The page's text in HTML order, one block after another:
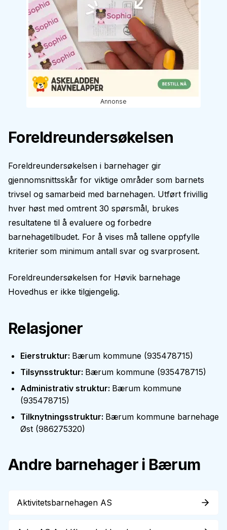
Annonse
Foreldreundersøkelsen
Foreldreundersøkelsen i barnehager gir
gjennomsnittsskår for viktige områder som barnets
trivsel og samarbeid med barnehagen. Utført frivillig
hver høst med omtrent 30 spørsmål, brukes
resultatene til å evaluere og forbedre
barnehagetilbudet. For å vises må tallene oppfylle
kriterier som minimum antall svar og svarprosent.
Foreldreundersøkelsen for Høvik barnehage
Hovedhus er ikke tilgjengelig.
Relasjoner
Eierstruktur: Bærum kommune (935478715)
Tilsynsstruktur: Bærum kommune (935478715)
Administrativ struktur: Bærum kommune
(935478715)
Tilknytningsstruktur: Bærum kommune barnehage
Øst (986275320)
Andre barnehager i Bærum
Aktivitetsbarnehagen AS